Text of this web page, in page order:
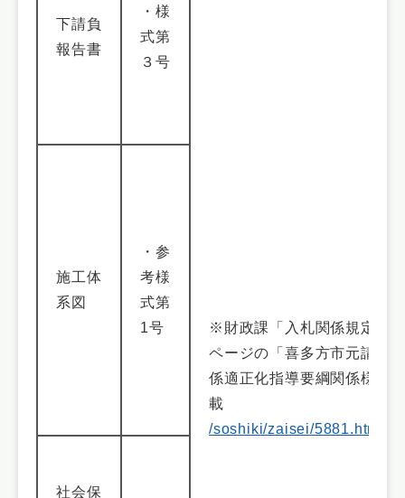
※財政課「入札関係規定様
ページの「喜多方市元請・
係適正化指導要綱関係様式
載
/soshiki/zaisei/
下請負
報告書
・様
式第
３号
施工体
系図
・参
考様
式第
1号
社会保